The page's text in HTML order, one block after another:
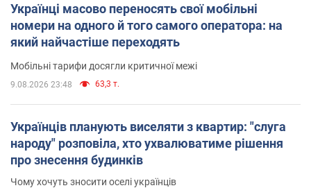
Українці масово переносять свої мобільні
номери на одного й того самого оператора: на
який найчастіше переходять
Мобільні тарифи досягли критичної межі
9.08.2026 23:48 63,3 т.
Українців планують виселяти з квартир: "слуга
народу" розповіла, хто ухвалюватиме рішення
про знесення будинків
Чому хочуть зносити оселі українців